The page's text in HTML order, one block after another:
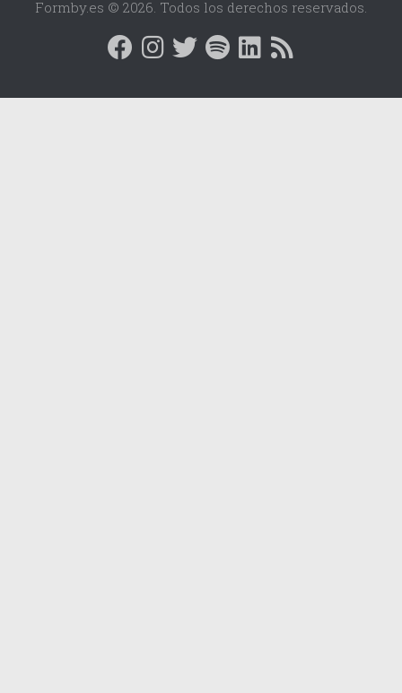
Formby.es © 2026. Todos los derechos reservados.